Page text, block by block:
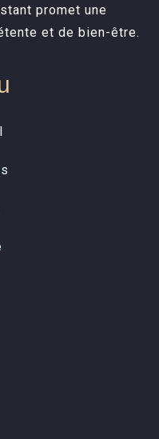
promet une
et de bien-être.